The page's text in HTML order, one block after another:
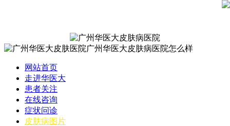
网站首页
走进华医大
患者关注
在线咨询
症状问诊
皮肤病图片